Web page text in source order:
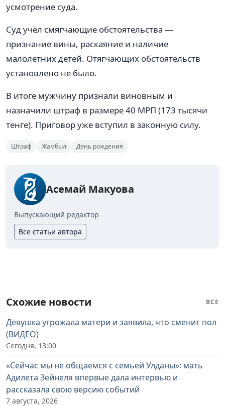
усмотрение суда.
Суд учёл смягчающие обстоятельства —
признание вины, раскаяние и наличие
малолетних детей. Отягчающих обстоятельств
установлено не было.
В итоге мужчину признали виновным и
назначили штраф в размере 40 МРП (173 тысячи
тенге). Приговор уже вступил в законную силу.
Штраф Жамбыл День рождения
Асемай Макуова
Выпускающий редактор
Все статьи автора
Схожие новости ВСЕ
Девушка угрожала матери и заявила, что сменит пол
(ВИДЕО)
Сегодня, 13:00
«Сейчас мы не общаемся с семьей Улданы»: мать
Адилета Зейнеля впервые дала интервью и
рассказала свою версию событий
7 августа, 2026